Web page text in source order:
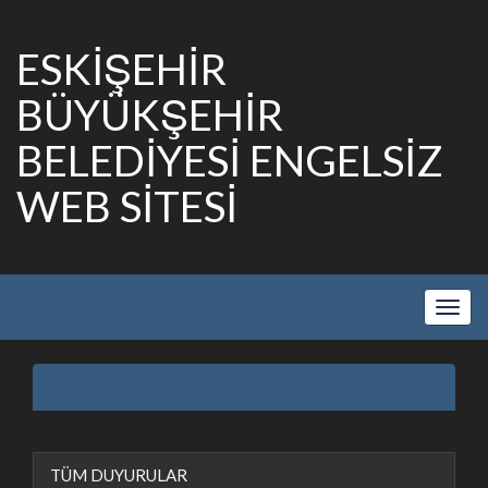
ESKİŞEHİR
BÜYÜKŞEHİR
BELEDİYESİ ENGELSİZ
WEB SİTESİ
Show
TÜM DUYURULAR